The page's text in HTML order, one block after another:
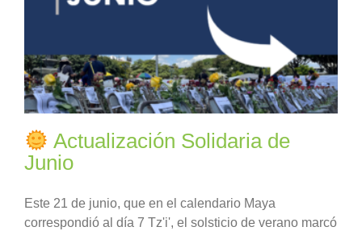
Actualización Solidaria de
Junio
Este 21 de junio, que en el calendario Maya
correspondió al día 7 Tz'i', el solsticio de verano marcó